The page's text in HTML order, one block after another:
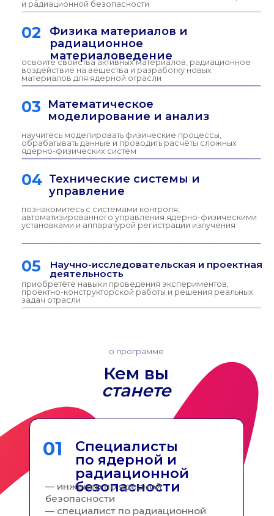
— инженер в сфере
физики
Где проходит
обучение
Физический факультет ЮФУ
Физический факультет ЮФУ
Поступление
экзамены
Контакты
Лянгузов Николай
Владимирович
Руководитель программы «Ядерная